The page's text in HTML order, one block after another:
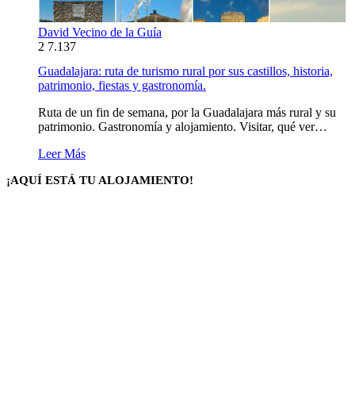
David Vecino de la Guía
2 7.137
Guadalajara: ruta de turismo rural por sus castillos, historia,
patrimonio, fiestas y gastronomía.
Ruta de un fin de semana, por la Guadalajara más rural y su
patrimonio. Gastronomía y alojamiento. Visitar, qué ver…
Leer Más
¡AQUÍ ESTÁ TU ALOJAMIENTO!